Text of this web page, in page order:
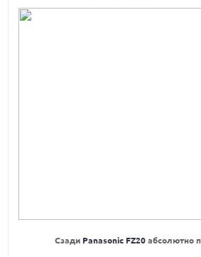
Сзади Panasonic FZ20 абсолютно